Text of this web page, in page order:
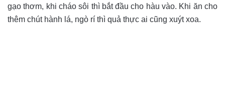
gạo thơm, khi cháo sôi thì bắt đầu cho hàu vào. Khi ăn cho
thêm chút hành lá, ngò rí thì quả thực ai cũng xuýt xoa.